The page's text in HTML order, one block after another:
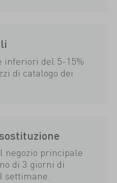
inferiori del 5-15%
di catalogo dei
negozio principale
di 3 giorni di
settimane.